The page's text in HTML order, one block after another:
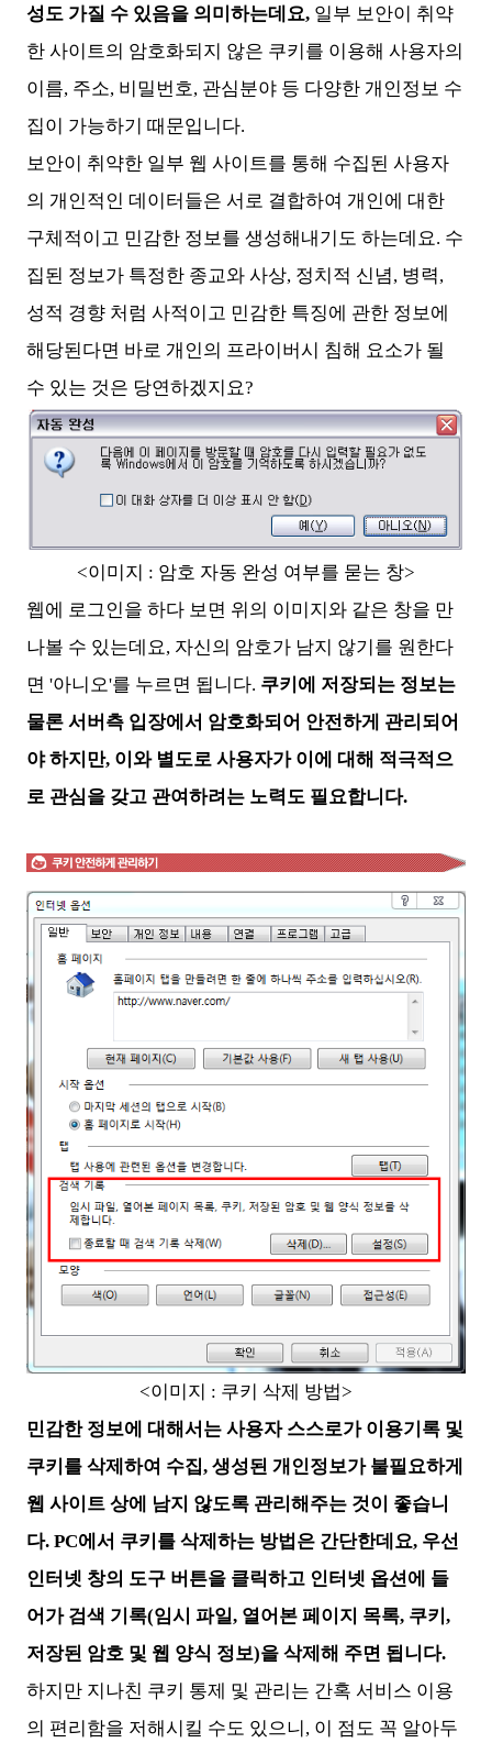
성도 가질 수 있음을 의미하는데요, 일부 보안이 취약
한 사이트의 암호화되지 않은 쿠키를 이용해 사용자의
이름, 주소, 비밀번호, 관심분야 등 다양한 개인정보 수
집이 가능하기 때문입니다.
보안이 취약한 일부 웹 사이트를 통해 수집된 사용자
의 개인적인 데이터들은 서로 결합하여 개인에 대한
구체적이고 민감한 정보를 생성해내기도 하는데요. 수
집된 정보가 특정한 종교와 사상, 정치적 신념, 병력,
성적 경향 처럼 사적이고 민감한 특징에 관한 정보에
해당된다면 바로 개인의 프라이버시 침해 요소가 될
수 있는 것은 당연하겠지요?
<이미지 : 암호 자동 완성 여부를 묻는 창>
웹에 로그인을 하다 보면 위의 이미지와 같은 창을 만
나볼 수 있는데요, 자신의 암호가 남지 않기를 원한다
면 '아니오'를 누르면 됩니다. 쿠키에 저장되는 정보는
물론 서버측 입장에서 암호화되어 안전하게 관리되어
야 하지만, 이와 별도로 사용자가 이에 대해 적극적으
로 관심을 갖고 관여하려는 노력도 필요합니다.
<이미지 : 쿠키 삭제 방법>
민감한 정보에 대해서는 사용자 스스로가 이용기록 및
쿠키를 삭제하여 수집, 생성된 개인정보가 불필요하게
웹 사이트 상에 남지 않도록 관리해주는 것이 좋습니
다. PC에서 쿠키를 삭제하는 방법은 간단한데요, 우선
인터넷 창의 도구 버튼을 클릭하고 인터넷 옵션에 들
어가 검색 기록(임시 파일, 열어본 페이지 목록, 쿠키,
저장된 암호 및 웹 양식 정보)을 삭제해 주면 됩니다.
하지만 지나친 쿠키 통제 및 관리는 간혹 서비스 이용
의 편리함을 저해시킬 수도 있으니, 이 점도 꼭 알아두